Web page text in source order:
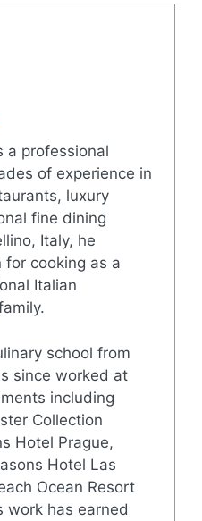
a professional
of experience in
luxury
fine dining
Italy, he
for cooking as a
Italian
school from
since worked at
including
Collection
Hotel Prague,
Hotel Las
Ocean Resort
work has earned